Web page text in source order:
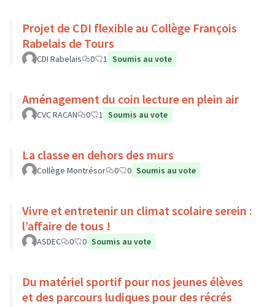
Projet de CDI flexible au Collège François
Rabelais de Tours
CDI Rabelais 0 1 Soumis au vote
Aménagement du coin lecture en plein air
CVC RACAN 0 1 Soumis au vote
La classe en dehors des murs
Collège Montrésor 0 0 Soumis au vote
Vivre et entretenir un climat scolaire serein :
l’affaire de tous !
ASDEC 0 0 Soumis au vote
Du matériel sportif pour nos jeunes élèves
et des parcours ludiques pour des récrés